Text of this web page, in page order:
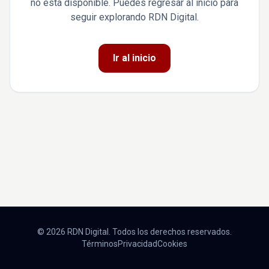
no está disponible. Puedes regresar al inicio para
seguir explorando RDN Digital.
Ir al inicio
© 2026 RDN Digital. Todos los derechos reservados.
TérminosPrivacidadCookies